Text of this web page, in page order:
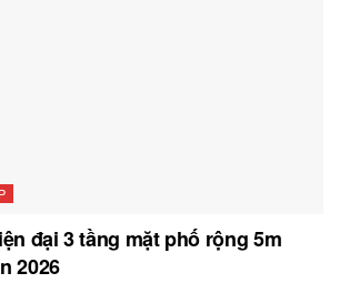
đại 3 tầng mặt phố rộng 5m
2026